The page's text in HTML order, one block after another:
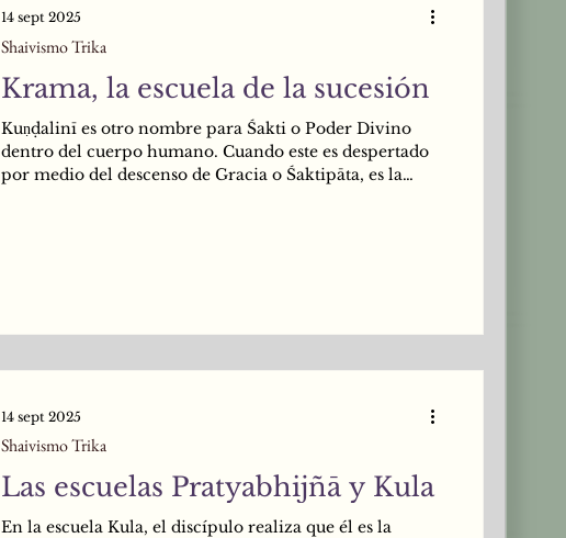
Krama, la escuela de la sucesión
Kuṇḍalinī es otro nombre para Śakti o Poder Divino
dentro del cuerpo humano. Cuando este es despertado
por medio del descenso de Gracia o Śaktipāta, es la
Maṇipūra,
Shaivismo Trika
14 sept 2025
Las escuelas Pratyabhijñā y Kula
En la escuela Kula, el discípulo realiza que él es la
Shaivismo Trika
14 sept 2025